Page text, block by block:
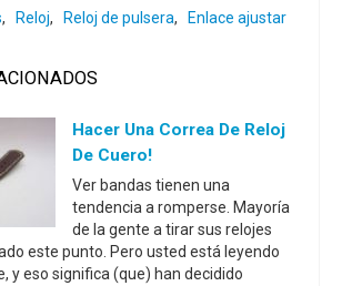
, Reloj, Reloj de pulsera,
Enlace ajustar
Hacer Una Correa De Reloj
De Cuero!
Ver bandas tienen una
tendencia a romperse. Mayoría
de la gente a tirar sus relojes
este punto. Pero usted está leyendo
y eso significa (que) han decidido